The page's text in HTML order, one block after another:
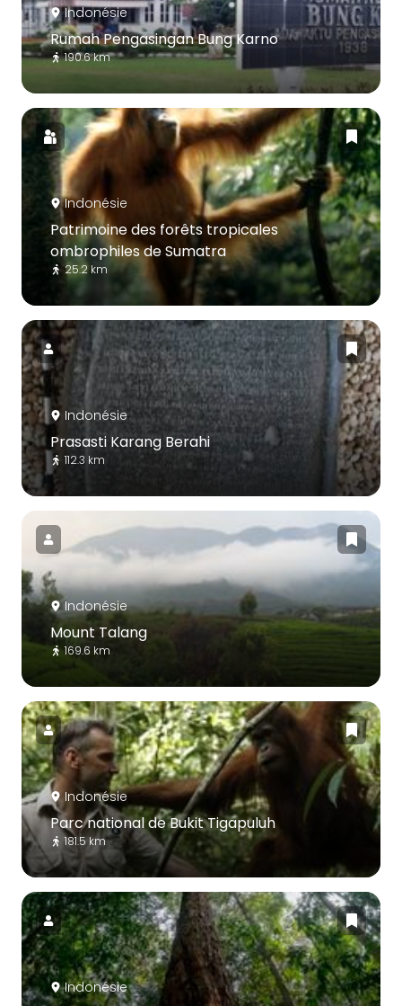
Indonésie
Rumah Pengasingan Bung Karno
190.6 km
Indonésie
Patrimoine des forêts tropicales
ombrophiles de Sumatra
25.2 km
Indonésie
Prasasti Karang Berahi
112.3 km
Indonésie
Mount Talang
169.6 km
Indonésie
Parc national de Bukit Tigapuluh
181.5 km
Indonésie